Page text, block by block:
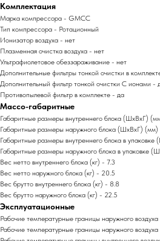
Комплектация
Марка компрессора - GMCC
Тип компрессора - Ротационный
Ионизатор воздуха - нет
Плазменная очистка воздуха - нет
Ультрафиолетовое обеззараживание - нет
Дополнительные фильтры тонкой очистки в
Дополнительный фильтр тонкой очистки С ионами -
Противопылевой фильтр в комплекте - да
Массо-габаритные
Габаритные размеры внутреннего блока (ШxВxГ)
Габаритные размеры наружного блока (ШxВxГ)
Габаритные размеры внутреннего блока в
Габаритные размеры наружного блока в
Вес нетто внутреннего блока (кг) - 7.3
Вес нетто наружного блока (кг) - 20.5
Вес брутто внутреннего блока (кг) - 8.8
Вес брутто наружного блока (кг) - 22.5
Эксплуатационные
Рабочие температурные границы наружного
Рабочие температурные границы наружного